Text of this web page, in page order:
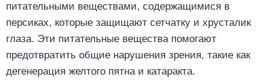
питательными веществами, содержащимися в
персиках, которые защищают сетчатку и хрусталик
глаза. Эти питательные вещества помогают
предотвратить общие нарушения зрения, такие как
дегенерация желтого пятна и катаракта.